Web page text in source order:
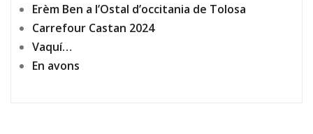
Erèm Ben a l’Ostal d’occitania de Tolosa
Carrefour Castan 2024
Vaquí…
En avons